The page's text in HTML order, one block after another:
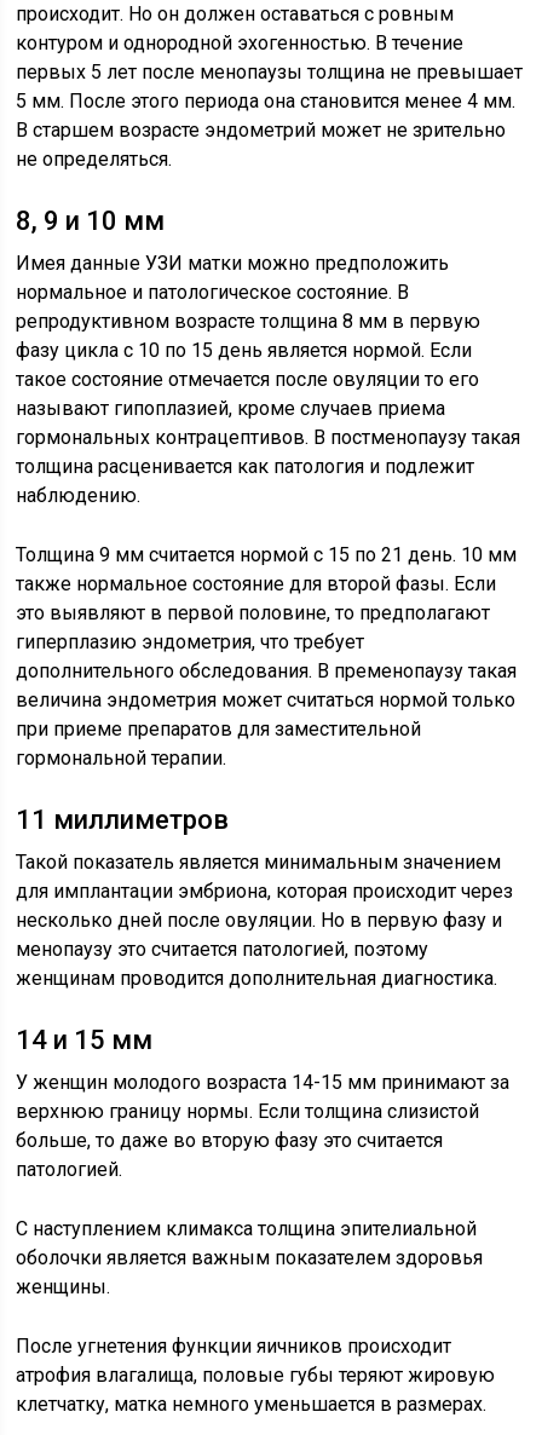
происходит. Но он должен оставаться с ровным
контуром и однородной эхогенностью. В течение
первых 5 лет после менопаузы толщина не превышает
5 мм. После этого периода она становится менее 4 мм.
В старшем возрасте эндометрий может не зрительно
не определяться.
8, 9 и 10 мм
Имея данные УЗИ матки можно предположить
нормальное и патологическое состояние. В
репродуктивном возрасте толщина 8 мм в первую
фазу цикла с 10 по 15 день является нормой. Если
такое состояние отмечается после овуляции то его
называют гипоплазией, кроме случаев приема
гормональных контрацептивов. В постменопаузу такая
толщина расценивается как патология и подлежит
наблюдению.
Толщина 9 мм считается нормой с 15 по 21 день. 10 мм
также нормальное состояние для второй фазы. Если
это выявляют в первой половине, то предполагают
гиперплазию эндометрия, что требует
дополнительного обследования. В пременопаузу такая
величина эндометрия может считаться нормой только
при приеме препаратов для заместительной
гормональной терапии.
11 миллиметров
Такой показатель является минимальным значением
для имплантации эмбриона, которая происходит через
несколько дней после овуляции. Но в первую фазу и
менопаузу это считается патологией, поэтому
женщинам проводится дополнительная диагностика.
14 и 15 мм
У женщин молодого возраста 14-15 мм принимают за
верхнюю границу нормы. Если толщина слизистой
больше, то даже во вторую фазу это считается
патологией.
С наступлением климакса толщина эпителиальной
оболочки является важным показателем здоровья
женщины.
После угнетения функции яичников происходит
атрофия влагалища, половые губы теряют жировую
клетчатку, матка немного уменьшается в размерах.